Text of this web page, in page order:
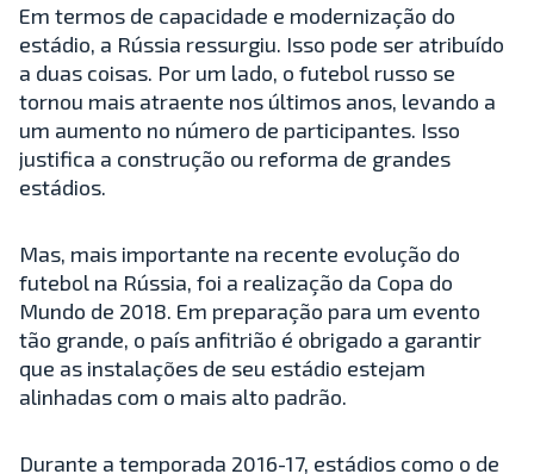
Em termos de capacidade e modernização do
estádio, a Rússia ressurgiu. Isso pode ser atribuído
a duas coisas. Por um lado, o futebol russo se
tornou mais atraente nos últimos anos, levando a
um aumento no número de participantes. Isso
justifica a construção ou reforma de grandes
estádios.
Mas, mais importante na recente evolução do
futebol na Rússia, foi a realização da Copa do
Mundo de 2018. Em preparação para um evento
tão grande, o país anfitrião é obrigado a garantir
que as instalações de seu estádio estejam
alinhadas com o mais alto padrão.
Durante a temporada 2016-17, estádios como o de